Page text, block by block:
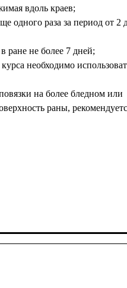
вдоль краев;
одного раза за период от 2
ране не более 7 дней;
необходимо
на более бледном или
раны,